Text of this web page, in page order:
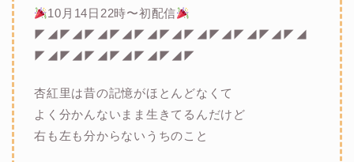
10月14日22時〜初配信
◤◢◤◢◤◢◤◢◤◢◤◢◤◢◤◢◤◢◤◢◤◢
◤◢◤◢◤◢◤◢◤◢◤◢◤
杏紅里は昔の記憶がほとんどなくて
よく分かんないまま生きてるんだけど
右も左も分からないうちのこと